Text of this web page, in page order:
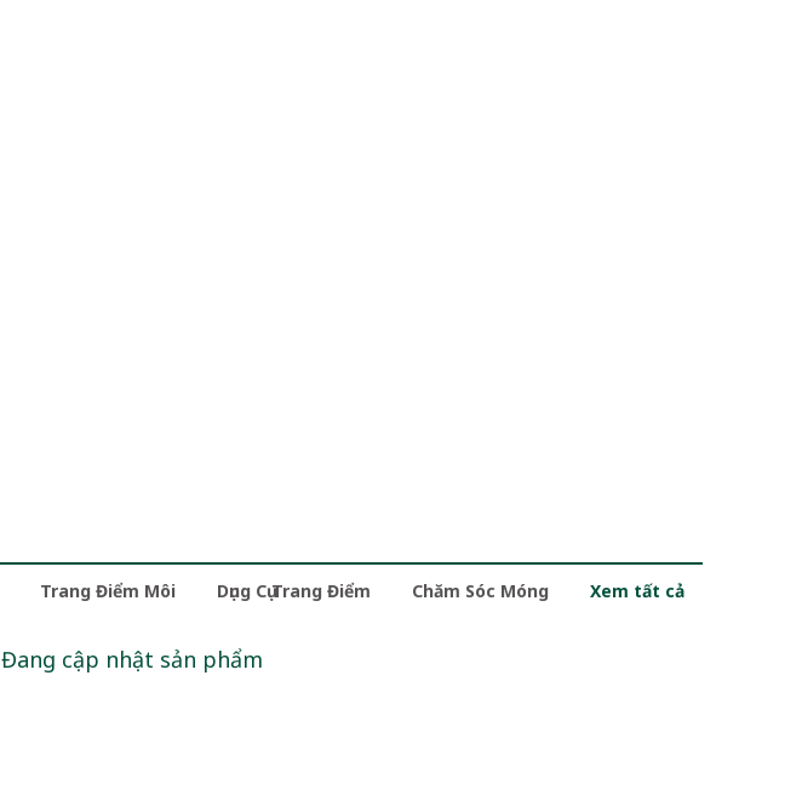
Trang Điểm Môi Dụng Cụ Trang Điểm Chăm Sóc Móng Xem tất cả
Đang cập nhật sản phẩm